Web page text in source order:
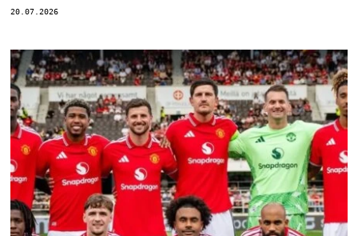
20.07.2026